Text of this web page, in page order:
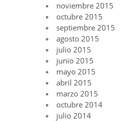
noviembre 2015
octubre 2015
septiembre 2015
agosto 2015
julio 2015
junio 2015
mayo 2015
abril 2015
marzo 2015
octubre 2014
julio 2014